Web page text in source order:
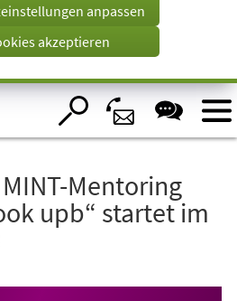
anpassen
akzeptieren
Mentoring
upb“ startet im